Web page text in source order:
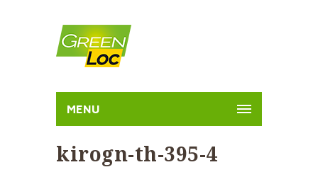
MENU
kirogn-th-395-4